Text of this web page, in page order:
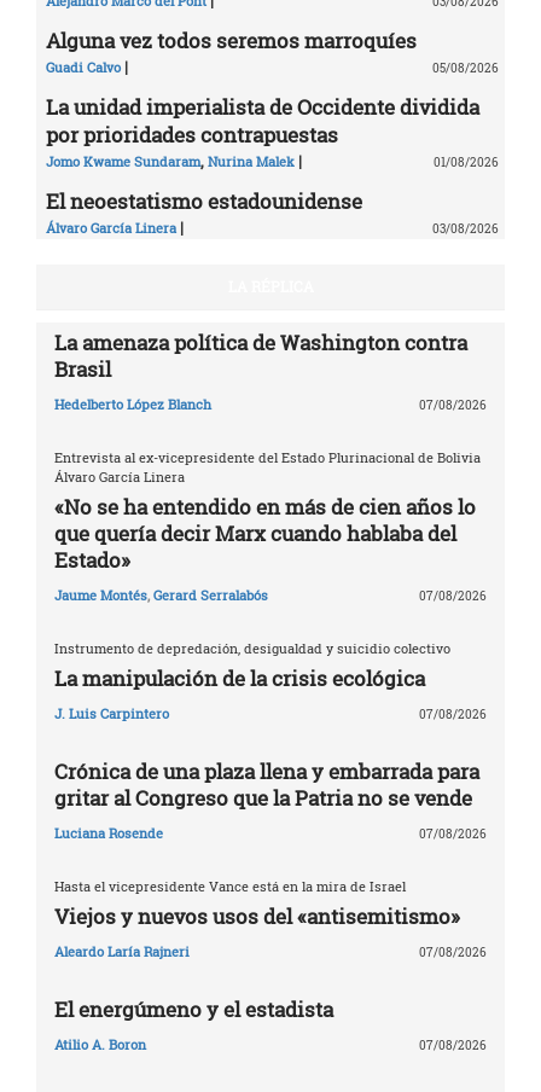
Alguna vez todos seremos marroquíes
Guadi Calvo | 05/08/2026
La unidad imperialista de Occidente dividida
por prioridades contrapuestas
Jomo Kwame Sundaram, Nurina Malek | 01/08/2026
El neoestatismo estadounidense
Álvaro García Linera | 03/08/2026
La amenaza política de Washington contra
Brasil
Hedelberto López Blanch 07/08/2026
Entrevista al ex-vicepresidente del Estado Plurinacional de Bolivia
Álvaro García Linera
«No se ha entendido en más de cien años lo
que quería decir Marx cuando hablaba del
Estado»
Jaume Montés, Gerard Serralabós 07/08/2026
Instrumento de depredación, desigualdad y suicidio colectivo
La manipulación de la crisis ecológica
J. Luis Carpintero 07/08/2026
Crónica de una plaza llena y embarrada para
gritar al Congreso que la Patria no se vende
Luciana Rosende 07/08/2026
Hasta el vicepresidente Vance está en la mira de Israel
Viejos y nuevos usos del «antisemitismo»
Aleardo Laría Rajneri 07/08/2026
El energúmeno y el estadista
Atilio A. Boron 07/08/2026